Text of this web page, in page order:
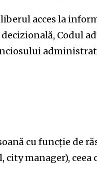
acces la
Codul
cu funcție de
manager), ceea